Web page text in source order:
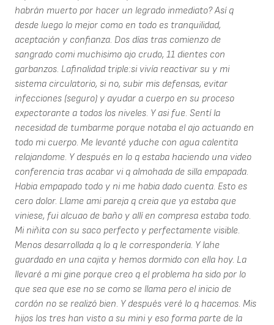
habrán muerto por hacer un legrado inmediato? Así q
desde luego lo mejor como en todo es tranquilidad,
aceptación y confianza. Dos días tras comienzo de
sangrado comi muchisimo ajo crudo, 11 dientes con
garbanzos. Lafinalidad triple:si vivía reactivar su y mi
sistema circulatorio, si no, subir mis defensas, evitar
infecciones (seguro) y ayudar a cuerpo en su proceso
expectorante a todos los niveles. Y asi fue. Sentí la
necesidad de tumbarme porque notaba el ajo actuando en
todo mi cuerpo. Me levanté yduche con agua calentita
relajandome. Y después en lo q estaba haciendo una video
conferencia tras acabar vi q almohada de silla empapada.
Habia empapado todo y ni me habia dado cuenta. Esto es
cero dolor. Llame ami pareja q creia que ya estaba que
viniese, fui alcuao de baño y allí en compresa estaba todo.
Mi niñita con su saco perfecto y perfectamente visible.
Menos desarrollada q lo q le correspondería. Y lahe
guardado en una cajita y hemos dormido con ella hoy. La
llevaré a mi gine porque creo q el problema ha sido por lo
que sea que ese no se como se llama pero el inicio de
cordón no se realizó bien. Y después veré lo q hacemos. Mis
hijos los tres han visto a su mini y eso forma parte de la